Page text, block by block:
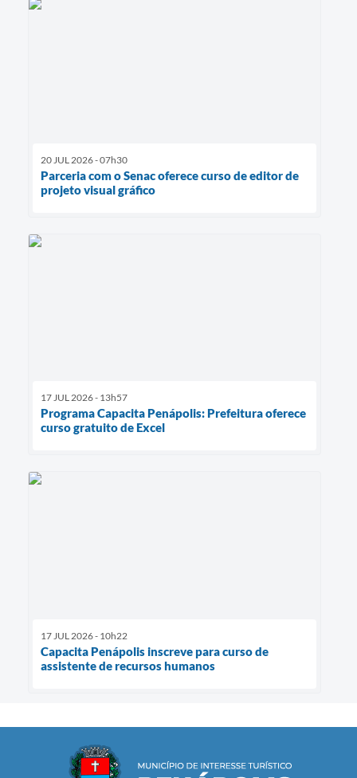
20 JUL 2026 - 07h30
Parceria com o Senac oferece curso de editor de
projeto visual gráfico
17 JUL 2026 - 13h57
Programa Capacita Penápolis: Prefeitura oferece
curso gratuito de Excel
17 JUL 2026 - 10h22
Capacita Penápolis inscreve para curso de
assistente de recursos humanos